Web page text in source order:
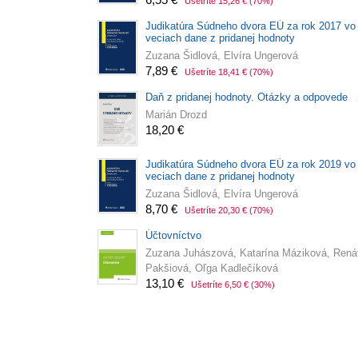
Judikatúra Súdneho dvora EÚ za rok 2017 vo
veciach dane z pridanej hodnoty
Zuzana Šidlová, Elvíra Ungerová
7,89 € Ušetríte 18,41 € (70%)
Daň z pridanej hodnoty. Otázky a odpovede
Marián Drozd
18,20 €
Judikatúra Súdneho dvora EÚ za rok 2019 vo
veciach dane z pridanej hodnoty
Zuzana Šidlová, Elvíra Ungerová
8,70 € Ušetríte 20,30 € (70%)
Účtovníctvo
Zuzana Juhászová, Katarína Máziková,
Pakšiová, Oľga Kadlečíková
13,10 € Ušetríte 6,50 € (30%)